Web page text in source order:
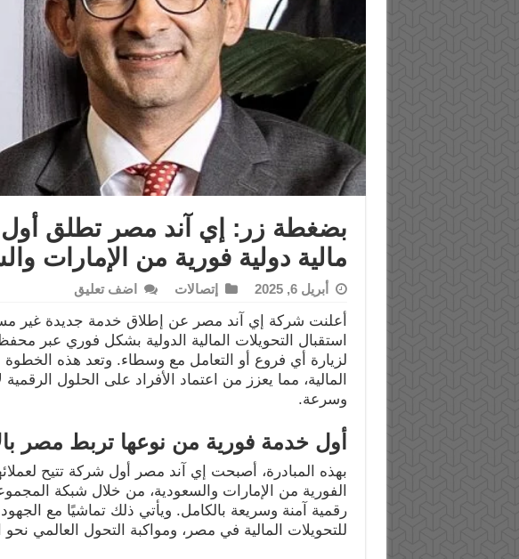
بضغطة زر: إي آند مصر تطلق أول
مالية دولية فورية من الإمارات
أبريل 6, 2025 إتصالات اضف تعليق
أعلنت شركة إي آند مصر عن إطلاق خدمة جديدة غير
استقبال التحويلات المالية الدولية بشكل فوري عبر
لزيارة أي فروع أو التعامل مع وسطاء. وتعد هذه الخطوة
المالية، مما يعزز من اعتماد الأفراد على الحلول
وسرعة.
أول خدمة فورية من نوعها تربط مصر
بهذه المبادرة، أصبحت إي آند مصر أول شركة تتيح
الفورية من الإمارات والسعودية، من خلال شبكة
رقمية آمنة وسريعة بالكامل. ويأتي ذلك تماشيًا مع الجهود
للتحويلات المالية في مصر، ومواكبة التحول العالمي